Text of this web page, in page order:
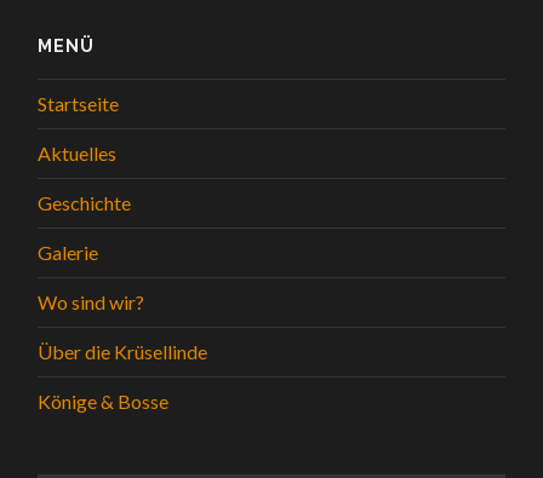
MENÜ
Startseite
Aktuelles
Geschichte
Galerie
Wo sind wir?
Über die Krüsellinde
Könige & Bosse